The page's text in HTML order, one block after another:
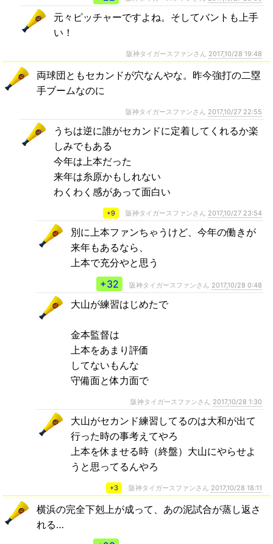
元々ピッチャーですよね。そしてバントも上手
い！
阪神タイガースファンさん 2017,10/28 19:48
両球団ともセカンドが穴なんやな。昨今強打の二塁
手ブームなのに
阪神タイガースファンさん 2017,10/27 22:55
うちは逆に誰がセカンドに定着してくれるか楽
しみでもある
今年は上本だった
来年は糸原かもしれない
わくわく感があって面白い
+9 阪神タイガースファンさん 2017,10/27 23:54
別に上本ファンちゃうけど、今年の働きが
来年もあるなら、
上本で充分やと思う
+32
阪神タイガースファンさん 2017,10/28 0:48
大山が練習はじめたで
金本監督は
上本をあまり評価
してないもんな
守備面と体力面で
阪神タイガースファンさん 2017,10/28 1:30
大山がセカンド練習してるのは大和が出て
行った時の事考えてやろ
上本を休ませる時（終盤）大山にやらせよ
うと思ってるんやろ
+3 阪神タイガースファンさん 2017,10/28 18:11
横浜の完全下剋上が成って、あの泥試合が蒸し返さ
れる…